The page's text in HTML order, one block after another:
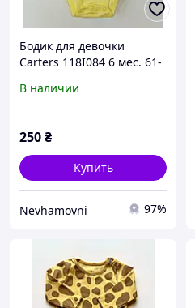
Бодик для девочки
Carters 118I084 6 мес. 61-
В наличии
250₴
Купить
Nevhamovni 97%